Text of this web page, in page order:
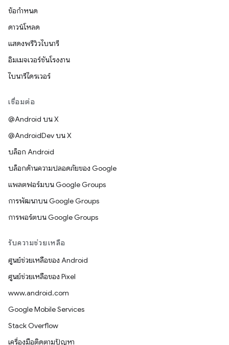
ข้อกำหนด
ดาวน์โหลด
แสดงพรีวิวไบนารี
อิมเมจเวอร์ชันโรงงาน
ไบนารีไดรเวอร์
เชื่อมต่อ
@Android บน X
@AndroidDev บน X
บล็อก Android
บล็อกด้านความปลอดภัยของ Google
แพลตฟอร์มบน Google Groups
การพัฒนาบน Google Groups
การพอร์ตบน Google Groups
รับความช่วยเหลือ
ศูนย์ช่วยเหลือของ Android
ศูนย์ช่วยเหลือของ Pixel
www.android.com
Google Mobile Services
Stack Overflow
เครื่องมือติดตามปัญหา